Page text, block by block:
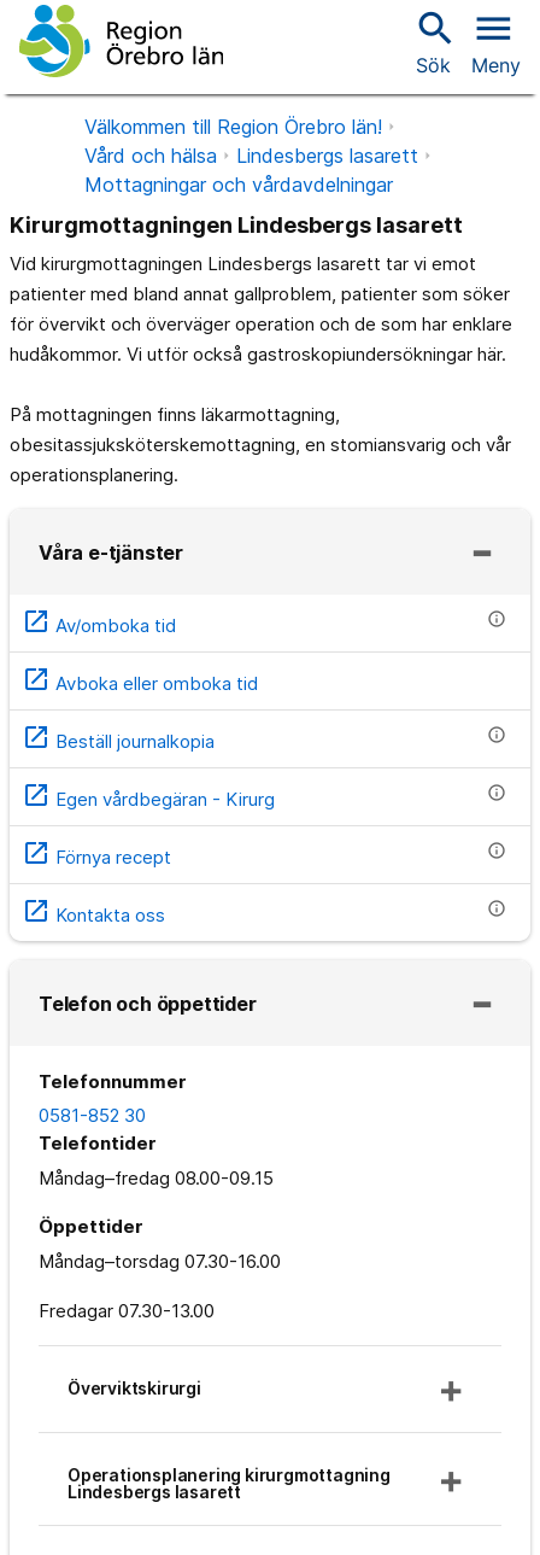
search
Sök
menu
Meny
Välkommen till Region Örebro län!
Vård och hälsa
Lindesbergs lasarett
Mottagningar och vårdavdelningar
Kirurgmottagningen Lindesbergs lasarett
Vid kirurgmottagningen Lindesbergs lasarett tar vi emot
patienter med bland annat gallproblem, patienter som söker
för övervikt och överväger operation och de som har enklare
hudåkommor. Vi utför också gastroskopiundersökningar här.
På mottagningen finns läkarmottagning,
obesitassjuksköterskemottagning, en stomiansvarig och vår
operationsplanering.
Våra e-tjänster
open_in_new Av/omboka tid info
open_in_new Avboka eller omboka tid
open_in_new Beställ journalkopia info
open_in_new Egen vårdbegäran - Kirurg info
open_in_new Förnya recept info
open_in_new Kontakta oss info
Telefon och öppettider
Telefonnummer
0581-852 30
Telefontider
Måndag–fredag 08.00-09.15
Öppettider
Måndag–torsdag 07.30-16.00
Fredagar 07.30-13.00
Överviktskirurgi
Operationsplanering kirurgmottagning
Lindesbergs lasarett